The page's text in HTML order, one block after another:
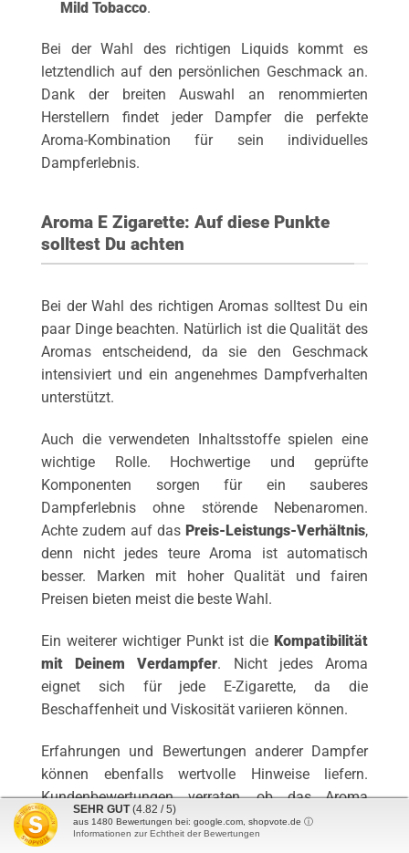
Mild Tobacco.
Bei der Wahl des richtigen Liquids kommt es
letztendlich auf den persönlichen Geschmack an.
Dank der breiten Auswahl an renommierten
Herstellern findet jeder Dampfer die perfekte
Aroma-Kombination für sein individuelles
Dampferlebnis.
Aroma E Zigarette: Auf diese Punkte
solltest Du achten
Bei der Wahl des richtigen Aromas solltest Du ein
paar Dinge beachten. Natürlich ist die Qualität des
Aromas entscheidend, da sie den Geschmack
intensiviert und ein angenehmes Dampfverhalten
unterstützt.
Auch die verwendeten Inhaltsstoffe spielen eine
wichtige Rolle. Hochwertige und geprüfte
Komponenten sorgen für ein sauberes
Dampferlebnis ohne störende Nebenaromen.
Achte zudem auf das Preis-Leistungs-Verhältnis,
denn nicht jedes teure Aroma ist automatisch
besser. Marken mit hoher Qualität und fairen
Preisen bieten meist die beste Wahl.
Ein weiterer wichtiger Punkt ist die Kompatibilität
mit Deinem Verdampfer. Nicht jedes Aroma
eignet sich für jede E-Zigarette, da die
Beschaffenheit und Viskosität variieren können.
Erfahrungen und Bewertungen anderer Dampfer
können ebenfalls wertvolle Hinweise liefern.
Kundenbewertungen verraten, ob das Aroma
geschmacklich überzeugt und die gewünschte
Intensität bietet.
SEHR GUT (4.82 / 5)
aus 1480 Bewertungen bei: google.com, shopvote.de ⓘ
Informationen zur Echtheit der Bewertungen